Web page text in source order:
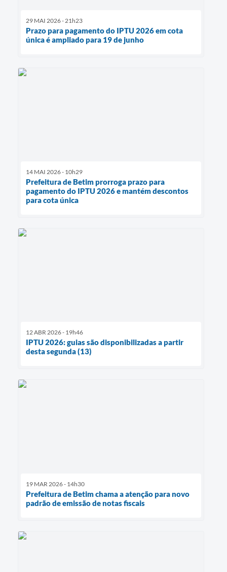
29 MAI 2026 - 21h23
Prazo para pagamento do IPTU 2026 em cota
única é ampliado para 19 de junho
14 MAI 2026 - 10h29
Prefeitura de Betim prorroga prazo para
pagamento do IPTU 2026 e mantém descontos
para cota única
12 ABR 2026 - 19h46
IPTU 2026: guias são disponibilizadas a partir
desta segunda (13)
19 MAR 2026 - 14h30
Prefeitura de Betim chama a atenção para novo
padrão de emissão de notas fiscais